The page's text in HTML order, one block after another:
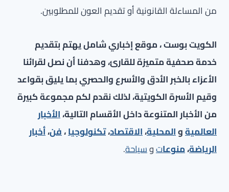
من المساءلة القانونية أو تقديم العون للمطلوبين.
الكويت بوست ، موقع إخباري شامل يهتم بتقديم
خدمة صحفية متميزة للقارئ، وهدفنا أن نصل لقرائنا
الأعزاء بالخبر الأدق والأسرع والحصري بما يليق بقواعد
وقيم الأسرة الكويتية، لذلك نقدم لكم مجموعة كبيرة
من الأخبار المتنوعة داخل الأقسام التالية،الأخبار
العالميةوالمحلية،الاقتصاد،تكنولوجيا،فن،أخبار
الرياضة،منوعاتوسياحة.